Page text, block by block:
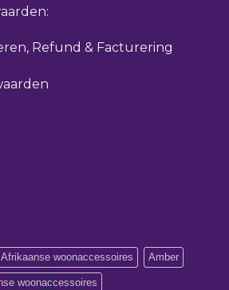
Refund & Facturering
Afrikaanse woonaccessoires Amber
woonaccessoires